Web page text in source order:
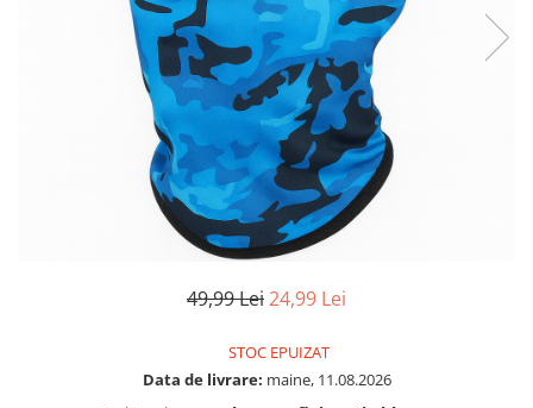
49,99 Lei24,99 Lei
STOC EPUIZAT
Data de livrare: maine, 11.08.2026